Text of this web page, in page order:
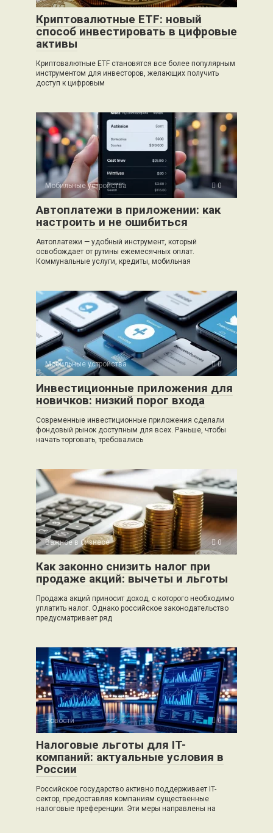
Криптовалютные ETF: новый
способ инвестировать в цифровые
активы
Криптовалютные ETF становятся все более популярным
инструментом для инвесторов, желающих получить
доступ к цифровым
Мобильные устройства 0
Автоплатежи в приложении: как
настроить и не ошибиться
Автоплатежи — удобный инструмент, который
освобождает от рутины ежемесячных оплат.
Коммунальные услуги, кредиты, мобильная
Мобильные устройства 0
Инвестиционные приложения для
новичков: низкий порог входа
Современные инвестиционные приложения сделали
фондовый рынок доступным для всех. Раньше, чтобы
начать торговать, требовались
Важное в бизнесе 0
Как законно снизить налог при
продаже акций: вычеты и льготы
Продажа акций приносит доход, с которого необходимо
уплатить налог. Однако российское законодательство
предусматривает ряд
Новости 0
Налоговые льготы для IT-
компаний: актуальные условия в
России
Российское государство активно поддерживает IT-
сектор, предоставляя компаниям существенные
налоговые преференции. Эти меры направлены на